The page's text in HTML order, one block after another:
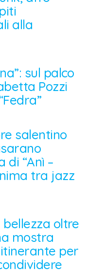
alla
sul palco
Pozzi
salentino
di “Anì –
tra jazz
bellezza oltre
mostra
per